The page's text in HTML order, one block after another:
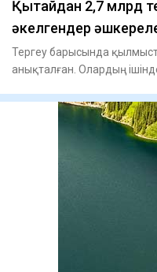
Қытайдан 2,7 млрд
әкелгендер
Тергеу барысында
анықталған. Олардың